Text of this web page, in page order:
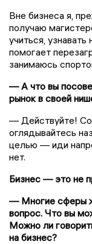
Вне бизнеса я,
получаю
учиться,
помогает
занимаюсь
— А что вы
рынок в своей
— Действуйте!
оглядывайтесь
целью — иди
нет.
Бизнес — это не
— Многие сферы
вопрос. Что вы
Можно ли
на бизнес?